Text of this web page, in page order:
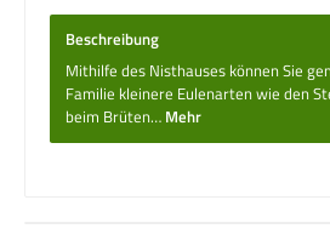
Beschreibung
Mithilfe des Nisthauses können Sie
Familie kleinere Eulenarten wie den
beim Brüten… Mehr